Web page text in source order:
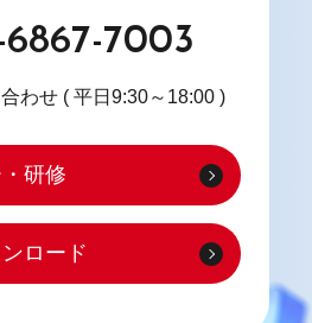
7003
わせ ( 平日9:30～18:00 )
研修
ロード